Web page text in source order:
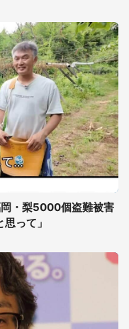
・梨5000個盗難被害
って」